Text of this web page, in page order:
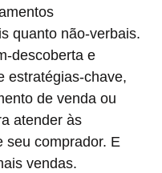
quanto não-verbais.
descoberta e
estratégias-chave,
de venda ou
atender às
seu comprador. E
vendas.